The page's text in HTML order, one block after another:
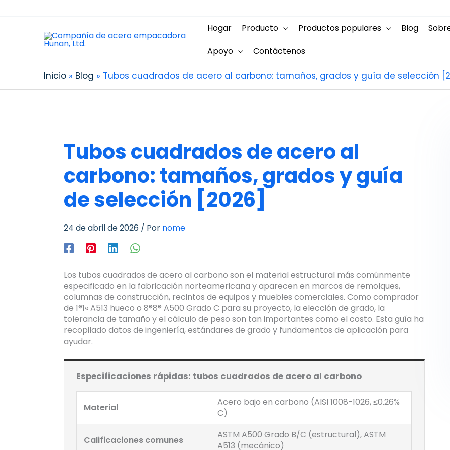
Hogar Producto Productos populares Blog
Apoyo
Contáctenos
Inicio Blog Tubos cuadrados de acero al carbono: tamaños, grados y guía de selección
Tubos cuadrados de acero al
carbono: tamaños, grados y guía
de selección [2026]
24 de abril de 2026 / Por nome
Los tubos cuadrados de acero al carbono son el material estructural más comúnmente
especificado en la fabricación norteamericana y aparecen en marcos de remolques,
columnas de construcción, recintos de equipos y muebles comerciales. Como comprador
de 1®1« A513 hueco o 8®8® A500 Grado C para su proyecto, la elección de grado, la
tolerancia de tamaño y el cálculo de peso son tan importantes como el costo. Esta guía ha
recopilado datos de ingeniería, estándares de grado y fundamentos de aplicación para
ayudar.
Especificaciones rápidas: tubos cuadrados de acero al carbono
Material
Acero bajo en carbono (AISI 1008-1026, ≤0.26%
C)
Calificaciones comunes
ASTM A500 Grado B/C (estructural), ASTM
A513 (mecánico)